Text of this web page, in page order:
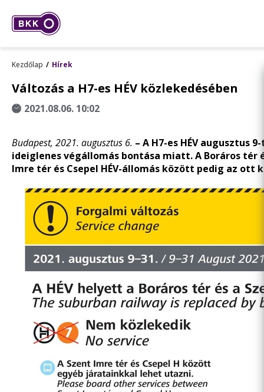
Kezdőlap Hírek
Változás a H7-es HÉV közlekedésében
2021.08.06. 10:02
Budapest, 2021. augusztus 6. – A H7-es HÉV augusztus
ideiglenes végállomás bontása miatt. A Boráros tér
Imre tér és Csepel HÉV-állomás között pedig az